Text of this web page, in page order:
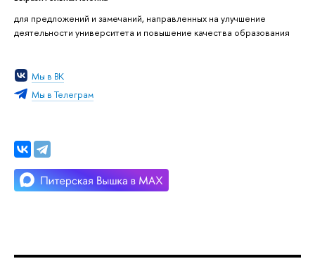
для предложений и замечаний, направленных на улучшение
деятельности университета и повышение качества образования
Мы в ВК
Мы в Телеграм